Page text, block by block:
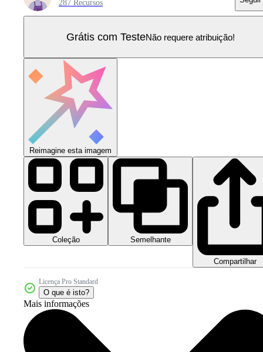
287 Recursos
Grátis com TesteNão requere atribuição!
Reimagine esta imagem
Coleção Semelhante
Compartilhar
Licença Pro Standard
O que é isto?
Mais informações